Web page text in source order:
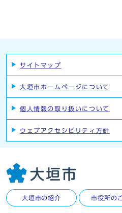
サイトマップ
大垣市ホームページについて
個人情報の取り扱いについて
ウェブアクセシビリティ方針
大垣市の紹介 市役所の